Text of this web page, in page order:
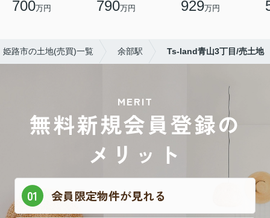
700万円 790万円 929万円
姫路市の土地(売買)一覧 余部駅 Ts-land青山3丁目/売土地
MERIT
無料新規会員登録の
メリット
会員限定物件が見れる